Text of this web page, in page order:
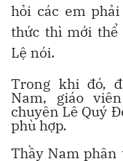
hỏi các em
thức thì mới thể
Lệ nói.
Trong khi đó,
Nam, giáo
chuyên Lê Quý
phù hợp.
Thầy Nam phân